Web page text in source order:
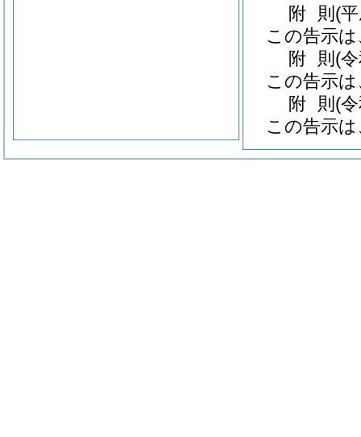
附 則 (
この告示
附 則 (
この告示
附 則 (
この告示